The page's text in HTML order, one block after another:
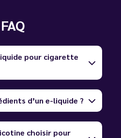
FAQ
pour cigarette
d’un e-liquide ?
choisir pour